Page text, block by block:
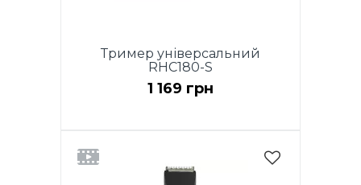
Тример універсальний
RHC180-S
1 169 грн